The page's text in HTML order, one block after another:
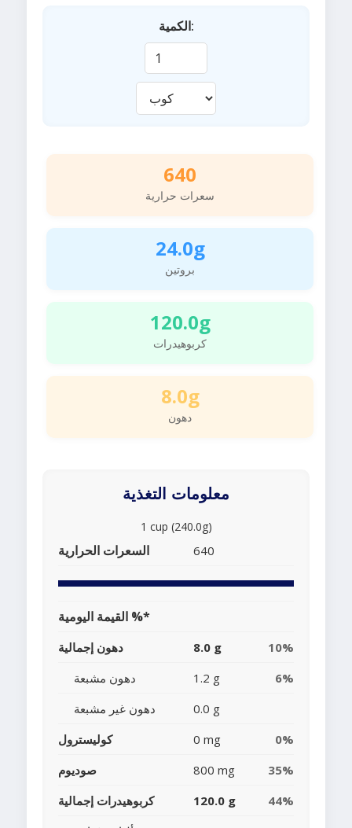
الكمية:
640
سعرات حرارية
24.0g
بروتين
120.0g
كربوهيدرات
8.0g
دهون
معلومات التغذية
1 cup (240.0g)
السعرات الحرارية 640
القيمة اليومية %*
دهون إجمالية 8.0 g
10%
دهون مشبعة
1.2 g
6%
دهون غير مشبعة
0.0 g
كوليسترول
0 mg
0%
صوديوم
800 mg
35%
كربوهيدرات إجمالية
120.0 g
44%